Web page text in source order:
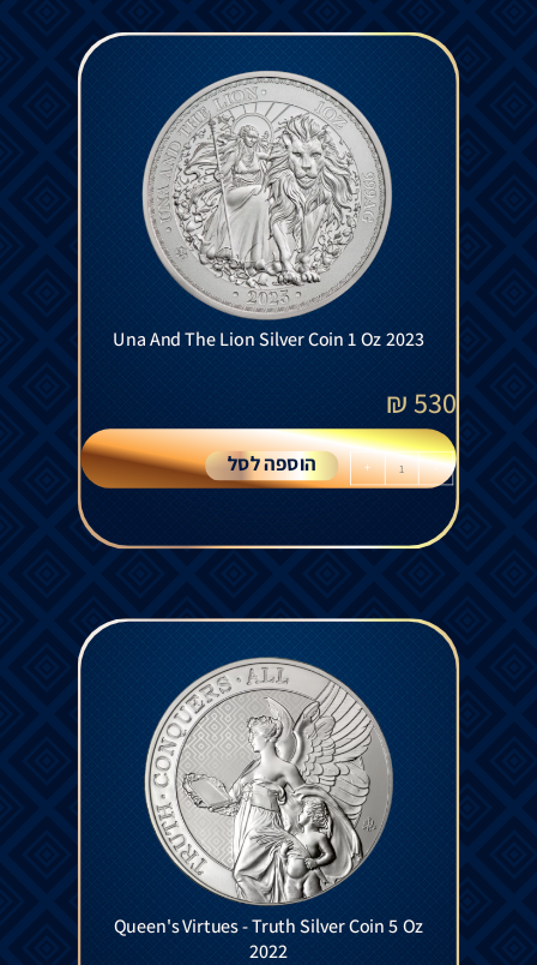
Una And The Lion Silver Coin 1 Oz 2023
530
₪
-
+ הוספה לסל
Queen's Virtues - Truth Silver Coin 5 Oz
2022